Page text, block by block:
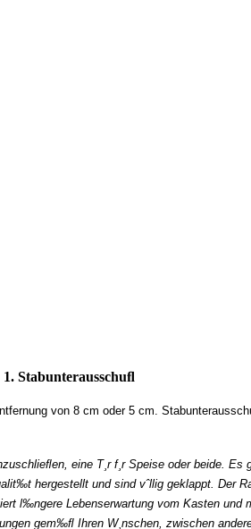
1. Stabunterausschuﬂ
von 8 cm oder 5 cm.
eine T¸r f¸r Speise oder beide.
hergestellt und sind vˆllig geklappt. Der
l‰ngere Lebenserwartung vom Kasten und
gem‰ﬂ Ihren W¸nschen, zwischen